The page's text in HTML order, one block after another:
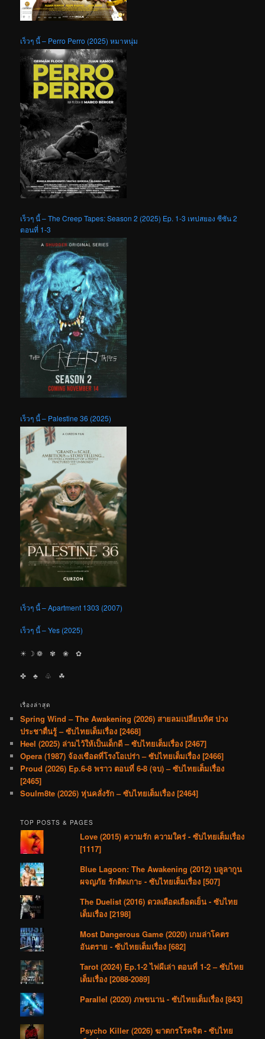
เร็วๆ นี้ – Perro Perro (2025) หมาหนุ่ม
เร็วๆ นี้ – The Creep Tapes: Season 2 (2025) Ep. 1-3 เทปสยอง ซีซัน 2
ตอนที่ 1-3
เร็วๆ นี้ – Palestine 36 (2025)
เร็วๆ นี้ – Apartment 1303 (2007)
เร็วๆ นี้ – Yes (2025)
☀︎ ☽ ❁ ✾ ❀ ✿
✤ ♣︎ ♧ ☘︎
เรื่องล่าสุด
Spring Wind – The Awakening (2026) สายลมเปลี่ยนทิศ ปวง
ประชาตื่นรู้ – ซับไทยเต็มเรื่อง [2468]
Heel (2025) ล่ามไว้ให้เป็นเด็กดี – ซับไทยเต็มเรื่อง [2467]
Opera (1987) จ้องเชือดที่โรงโอเปร่า – ซับไทยเต็มเรื่อง [2466]
Proud (2026) Ep.6-8 พราว ตอนที่ 6-8 (จบ) – ซับไทยเต็มเรื่อง
[2465]
Soulm8te (2026) หุ่นคลั่งรัก – ซับไทยเต็มเรื่อง [2464]
TOP POSTS & PAGES
Love (2015) ความรัก ความใคร่ - ซับไทยเต็มเรื่อง
[1117]
Blue Lagoon: The Awakening (2012) บลูลากูน
ผจญภัย รักติดเกาะ - ซับไทยเต็มเรื่อง [507]
The Duelist (2016) ดวลเดือดเลือดเย็น - ซับไทย
เต็มเรื่อง [2198]
Most Dangerous Game (2020) เกมล่าโคตร
อันตราย - ซับไทยเต็มเรื่อง [682]
Tarot (2024) Ep.1-2 ไพ่ผีเล่า ตอนที่ 1-2 – ซับไทย
เต็มเรื่อง [2088-2089]
Parallel (2020) ภพขนาน - ซับไทยเต็มเรื่อง [843]
Psycho Killer (2026) ฆาตกรโรคจิต - ซับไทย